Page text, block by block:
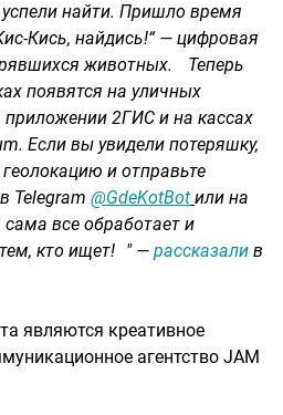
найти. Пришло время
Кись, найдись!“ — цифровая
животных. Теперь
появятся на уличных
2ГИС и на кассах
Если вы увидели потеряшку,
и отправьте
Telegram @GdeKotBot или на
все обработает и
кто ищет! " — рассказали в
являются креативное
агентство JAM